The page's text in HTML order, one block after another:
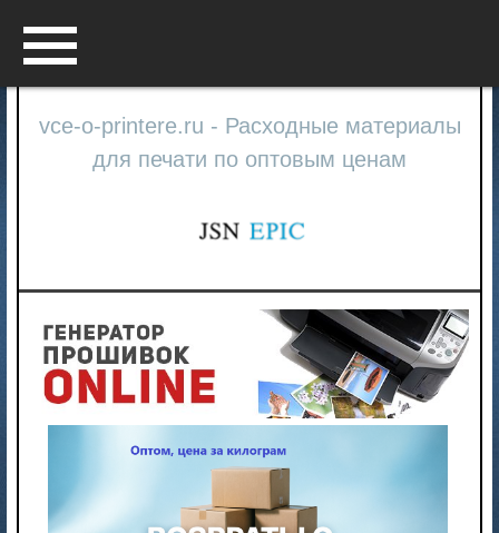
vce-o-printere.ru - Расходные материалы
для печати по оптовым ценам